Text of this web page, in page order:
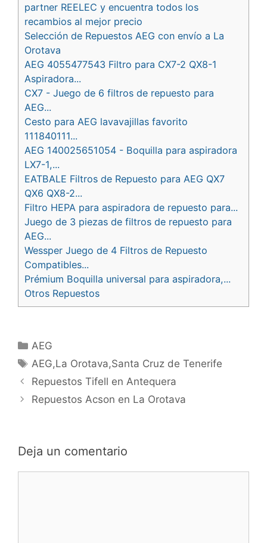
partner REELEC y encuentra todos los
recambios al mejor precio
Selección de Repuestos AEG con envío a La
Orotava
AEG 4055477543 Filtro para CX7-2 QX8-1
Aspiradora...
CX7 - Juego de 6 filtros de repuesto para
AEG...
Cesto para AEG lavavajillas favorito
111840111...
AEG 140025651054 - Boquilla para aspiradora
LX7-1,...
EATBALE Filtros de Repuesto para AEG QX7
QX6 QX8-2...
Filtro HEPA para aspiradora de repuesto para...
Juego de 3 piezas de filtros de repuesto para
AEG...
Wessper Juego de 4 Filtros de Repuesto
Compatibles...
Prémium Boquilla universal para aspiradora,...
Otros Repuestos
Categorías
AEG
Etiquetas
AEG,La Orotava,Santa Cruz de Tenerife
Navegación
de
entradas
Repuestos Tifell en Antequera
Repuestos Acson en La Orotava
Deja un comentario